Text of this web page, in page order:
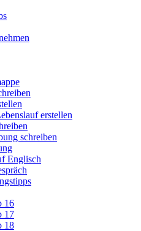
erstellen
schreiben
Englisch
16
17
18